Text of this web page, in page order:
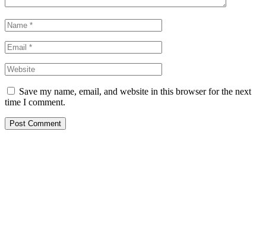
Save my name, email, and website in this browser for the next
time I comment.